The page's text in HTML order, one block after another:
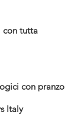
con tutta
con pranzo
Italy